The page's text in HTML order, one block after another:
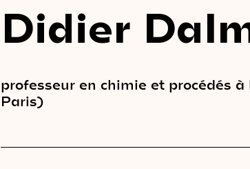
Didier
professeur en chimie et procédés
Paris)